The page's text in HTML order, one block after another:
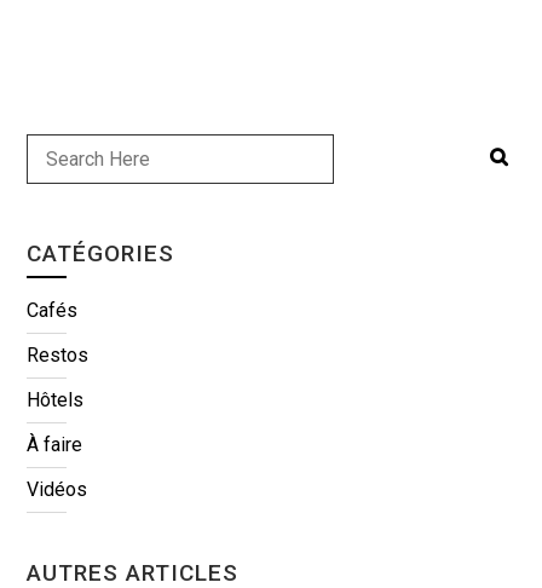
CATÉGORIES
Cafés
Restos
Hôtels
À faire
Vidéos
AUTRES ARTICLES